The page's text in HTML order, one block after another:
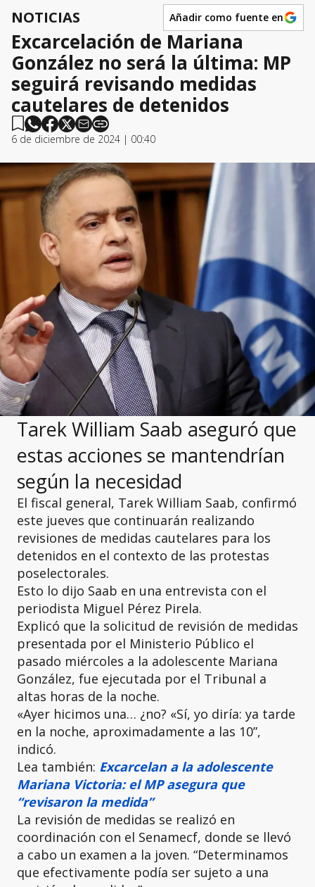
NOTICIAS Añadir como fuente en
Excarcelación de Mariana
González no será la última: MP
seguirá revisando medidas
cautelares de detenidos
6 de diciembre de 2024 | 00:40
Tarek William Saab aseguró que
estas acciones se mantendrían
según la necesidad
El fiscal general, Tarek William Saab, confirmó
este jueves que continuarán realizando
revisiones de medidas cautelares para los
detenidos en el contexto de las protestas
poselectorales.
Esto lo dijo Saab en una entrevista con el
periodista Miguel Pérez Pirela.
Explicó que la solicitud de revisión de medidas
presentada por el Ministerio Público el
pasado miércoles a la adolescente Mariana
González, fue ejecutada por el Tribunal a
altas horas de la noche.
«Ayer hicimos una… ¿no? «Sí, yo diría: ya tarde
en la noche, aproximadamente a las 10”,
indicó.
Lea también: Excarcelan a la adolescente
Mariana Victoria: el MP asegura que
“revisaron la medida”
La revisión de medidas se realizó en
coordinación con el Senamecf, donde se llevó
a cabo un examen a la joven. “Determinamos
que efectivamente podía ser sujeto a una